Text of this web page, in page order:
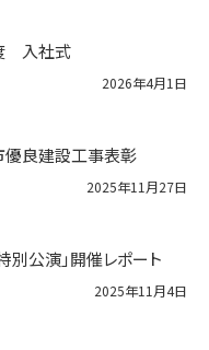
入社式
2026年4月1日
良建設工事表彰
2025年11月27日
別公演」開催レポート
2025年11月4日